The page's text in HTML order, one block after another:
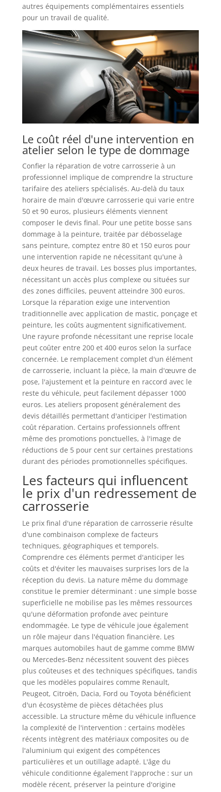
autres équipements complémentaires essentiels
pour un travail de qualité.
Le coût réel d'une intervention en
atelier selon le type de dommage
Confier la réparation de votre carrosserie à un
professionnel implique de comprendre la structure
tarifaire des ateliers spécialisés. Au-delà du taux
horaire de main d'œuvre carrosserie qui varie entre
50 et 90 euros, plusieurs éléments viennent
composer le devis final. Pour une petite bosse sans
dommage à la peinture, traitée par débosselage
sans peinture, comptez entre 80 et 150 euros pour
une intervention rapide ne nécessitant qu'une à
deux heures de travail. Les bosses plus importantes,
nécessitant un accès plus complexe ou situées sur
des zones difficiles, peuvent atteindre 300 euros.
Lorsque la réparation exige une intervention
traditionnelle avec application de mastic, ponçage et
peinture, les coûts augmentent significativement.
Une rayure profonde nécessitant une reprise locale
peut coûter entre 200 et 400 euros selon la surface
concernée. Le remplacement complet d'un élément
de carrosserie, incluant la pièce, la main d'œuvre de
pose, l'ajustement et la peinture en raccord avec le
reste du véhicule, peut facilement dépasser 1000
euros. Les ateliers proposent généralement des
devis détaillés permettant d'anticiper l'estimation
coût réparation. Certains professionnels offrent
même des promotions ponctuelles, à l'image de
réductions de 5 pour cent sur certaines prestations
durant des périodes promotionnelles spécifiques.
Les facteurs qui influencent
le prix d'un redressement de
carrosserie
Le prix final d'une réparation de carrosserie résulte
d'une combinaison complexe de facteurs
techniques, géographiques et temporels.
Comprendre ces éléments permet d'anticiper les
coûts et d'éviter les mauvaises surprises lors de la
réception du devis. La nature même du dommage
constitue le premier déterminant : une simple bosse
superficielle ne mobilise pas les mêmes ressources
qu'une déformation profonde avec peinture
endommagée. Le type de véhicule joue également
un rôle majeur dans l'équation financière. Les
marques automobiles haut de gamme comme BMW
ou Mercedes-Benz nécessitent souvent des pièces
plus coûteuses et des techniques spécifiques, tandis
que les modèles populaires comme Renault,
Peugeot, Citroën, Dacia, Ford ou Toyota bénéficient
d'un écosystème de pièces détachées plus
accessible. La structure même du véhicule influence
la complexité de l'intervention : certains modèles
récents intègrent des matériaux composites ou de
l'aluminium qui exigent des compétences
particulières et un outillage adapté. L'âge du
véhicule conditionne également l'approche : sur un
modèle récent, préserver la peinture d'origine